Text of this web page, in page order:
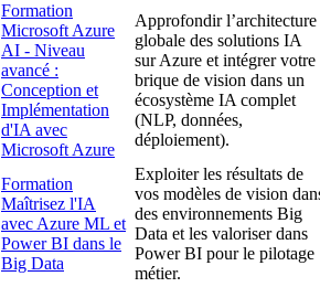
Formation
Microsoft Azure
AI - Niveau
avancé :
Conception et
Implémentation
d'IA avec
Microsoft Azure
Approfondir l’architecture
globale des solutions IA
sur Azure et intégrer votre
brique de vision dans un
écosystème IA complet
(NLP, données,
déploiement).
Formation
Maîtrisez l'IA
avec Azure ML et
Power BI dans le
Big Data
Exploiter les résultats de
vos modèles de vision
des environnements Big
Data et les valoriser dans
Power BI pour le pilotage
métier.